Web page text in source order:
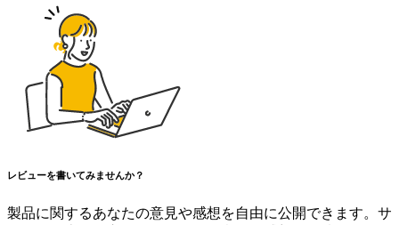
レビューを書いてみませんか？
製品に関するあなたの意見や感想を自由に公開できます。サ